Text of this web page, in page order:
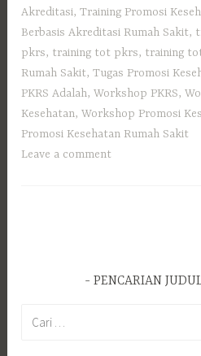
Akreditasi,Training Promosi
Berbasis Akreditasi Rumah Sakit,
pkrs, training tot pkrs, training
Rumah Sakit,Tugas Promosi
PKRS Adalah,Workshop PKRS,
Kesehatan,Workshop Promosi
Promosi Kesehatan Rumah Sakit
Leave a comment
PENCARIAN